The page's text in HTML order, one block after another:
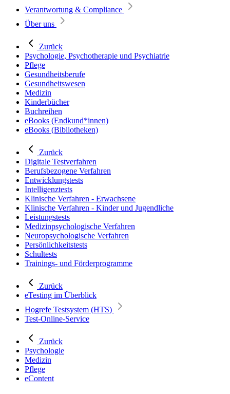
Verantwortung & Compliance
Über uns
Zurück
Psychologie, Psychotherapie und Psychiatrie
Pflege
Gesundheitsberufe
Gesundheitswesen
Medizin
Kinderbücher
Buchreihen
eBooks (Endkund*innen)
eBooks (Bibliotheken)
Zurück
Digitale Testverfahren
Berufsbezogene Verfahren
Entwicklungstests
Intelligenztests
Klinische Verfahren - Erwachsene
Klinische Verfahren - Kinder und Jugendliche
Leistungstests
Medizinpsychologische Verfahren
Neuropsychologische Verfahren
Persönlichkeitstests
Schultests
Trainings- und Förderprogramme
Zurück
eTesting im Überblick
Hogrefe Testsystem (HTS)
Test-Online-Service
Zurück
Psychologie
Medizin
Pflege
eContent